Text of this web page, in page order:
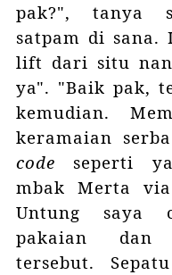
pak?", tanya
satpam di
lift dari situ
ya". "Baik pak,
kemudian.
keramaian
code seperti
mbak Merta
Untung saya
pakaian dan
tersebut.